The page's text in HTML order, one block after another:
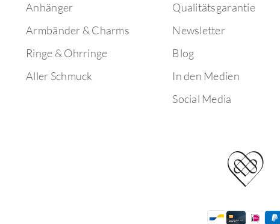
Anhänger
Armbänder & Charms
Ringe & Ohrringe
Aller Schmuck
Qualitätsgarantie
Newsletter
Blog
In den Medien
Social Media